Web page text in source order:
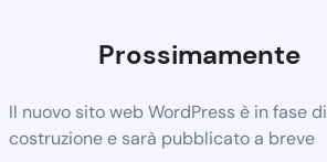
Prossimamente
Il nuovo sito web WordPress è in fase di
costruzione e sarà pubblicato a breve